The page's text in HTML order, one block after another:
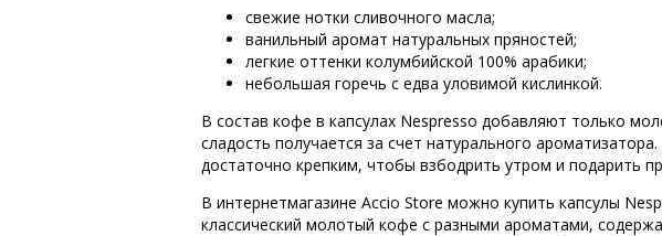
свежие нотки сливочного масла;
ванильный аромат натуральных пряностей;
легкие оттенки колумбийской 100% арабики;
небольшая горечь с едва уловимой кислинкой.
В состав кофе в капсулах Nespresso добавляют только
сладость получается за счет натурального
достаточно крепким, чтобы взбодрить утром и подарить
В интернетмагазине Accio Store можно купить капсулы
классический молотый кофе с разными ароматами,